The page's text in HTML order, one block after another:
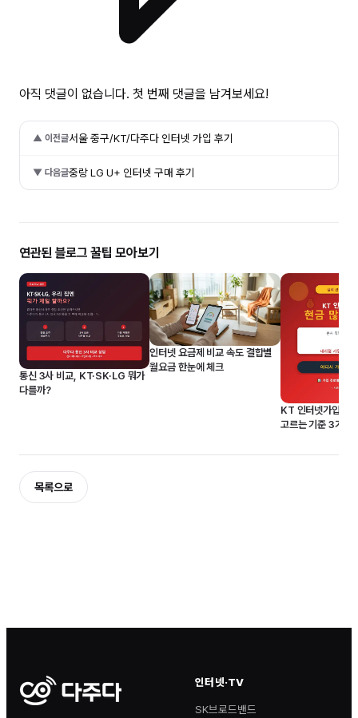
아직 댓글이 없습니다. 첫 번째 댓글을 남겨보세요!
▲ 이전글서울 중구/KT/다주다 인터넷 가입 후기
▼ 다음글중랑 LG U+ 인터넷 구매 후기
연관된 블로그 꿀팁 모아보기
통신 3사 비교, KT·SK·LG 뭐가
다를까?
인터넷 요금제 비교 속도 결합별
월요금 한눈에 체크
KT 인터넷가입 현
고르는 기준 3가지
목록으로
인터넷·TV
SK브로드밴드